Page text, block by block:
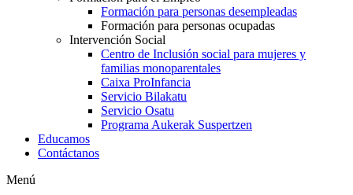
Formación para personas desempleadas
Formación para personas ocupadas
Intervención Social
Centro de Inclusión social para mujeres y
familias monoparentales
Caixa ProInfancia
Servicio Bilakatu
Servicio Osatu
Programa Aukerak Suspertzen
Educamos
Contáctanos
Menú